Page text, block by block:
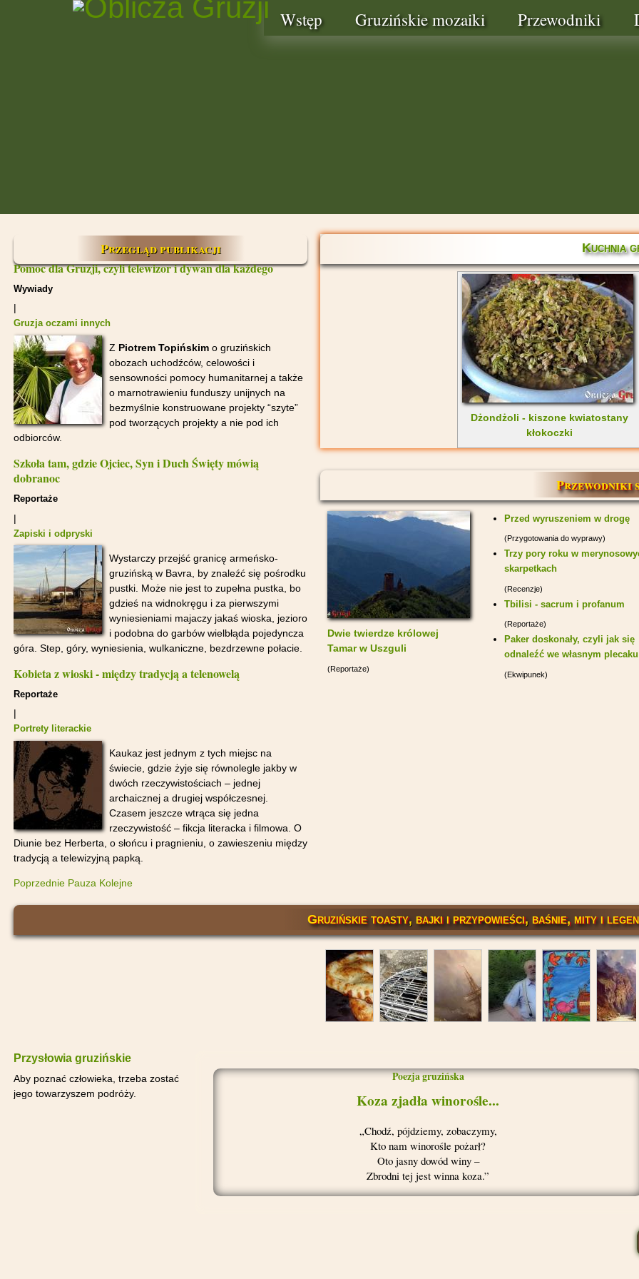
Wstęp Gruzińskie mozaiki Przewodniki
Przegląd publikacji
Pomoc dla Gruzji, czyli telewizor i dywan dla każdego
Wywiady
|
Gruzja oczami innych
Z Piotrem Topińskim o gruzińskich
obozach uchodźców, celowości i
sensowności pomocy humanitarnej a także
o marnotrawieniu funduszy unijnych na
bezmyślnie konstruowane projekty “szyte”
pod tworzących projekty a nie pod ich
odbiorców.
Szkoła tam, gdzie Ojciec, Syn i Duch Święty mówią
dobranoc
Reportaże
|
Zapiski i odpryski
Wystarczy przejść granicę armeńsko-
gruzińską w Bavra, by znaleźć się pośrodku
pustki. Może nie jest to zupełna pustka, bo
gdzieś na widnokręgu i za pierwszymi
wyniesieniami majaczy jakaś wioska, jezioro
i podobna do garbów wielbłąda pojedyncza
góra. Step, góry, wyniesienia, wulkaniczne, bezdrzewne połacie.
Kobieta z wioski - między tradycją a telenowelą
Reportaże
|
Portrety literackie
Kaukaz jest jednym z tych miejsc na
świecie, gdzie żyje się równolegle jakby w
dwóch rzeczywistościach – jednej
archaicznej a drugiej współczesnej.
Czasem jeszcze wtrąca się jedna
rzeczywistość – fikcja literacka i filmowa. O
Diunie bez Herberta, o słońcu i pragnieniu, o zawieszeniu między
tradycją a telewizyjną papką.
Poprzednie Pauza Kolejne
Kuchnia
Dżondżoli - kiszone kwiatostany
kłokoczki
Przewodniki
Dwie twierdze królowej
Tamar w Uszguli
(Reportaże)
Przed wyruszeniem w drogę
(Przygotowania do wyprawy)
Trzy pory roku w
skarpetkach
(Recenzje)
Tbilisi - sacrum i profanum
(Reportaże)
Paker doskonały, czyli jak się
odnaleźć we własnym plecaku
(Ekwipunek)
Gruzińskie toasty, bajki i przypowieści, baśnie, mity i
Przysłowia gruzińskie
Aby poznać człowieka, trzeba zostać
jego towarzyszem podróży.
Poezja gruzińska
Koza zjadła winorośle...
Chodź, pójdziemy, zobaczymy,
Kto nam winorośle pożarł?
Oto jasny dowód winy –
Zbrodni tej jest winna koza.